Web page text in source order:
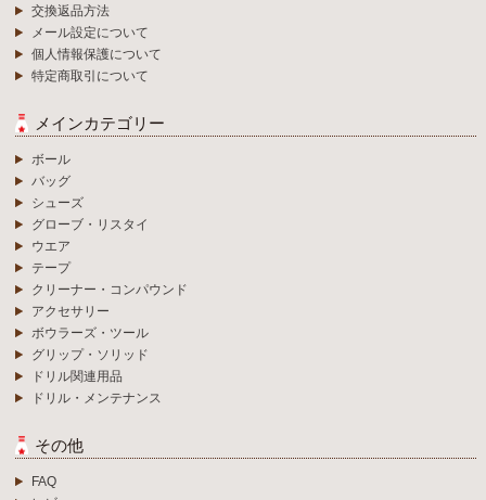
交換返品方法
メール設定について
個人情報保護について
特定商取引について
メインカテゴリー
ボール
バッグ
シューズ
グローブ・リスタイ
ウエア
テープ
クリーナー・コンパウンド
アクセサリー
ボウラーズ・ツール
グリップ・ソリッド
ドリル関連用品
ドリル・メンテナンス
その他
FAQ